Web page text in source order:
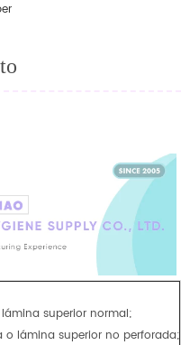
superior normal;
o lámina superior no perforada;